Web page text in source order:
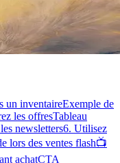
un inventaireExemple de
les offresTableau
newsletters6. Utilisez
lors des ventes flash📺
achatCTA